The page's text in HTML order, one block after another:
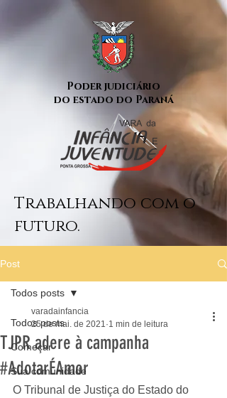
Poder judiciário
do estado do Paraná
Trabalhando com o
futuro.
Post
Todos posts
Começar
Sua comunidade
Todos posts
TJPR adere à campanha
#AdotarÉAmor
varadainfancia
25 de mai. de 2021 1 min de leitura
O Tribunal de Justiça do Estado do